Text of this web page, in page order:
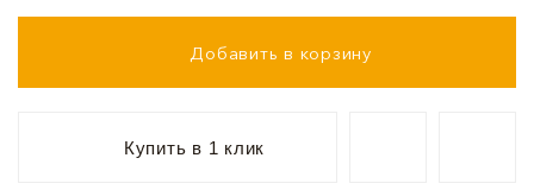
Добавить в корзину
Купить в 1 клик